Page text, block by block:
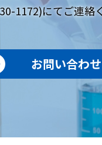
1172)にてご連絡
お問い合わ